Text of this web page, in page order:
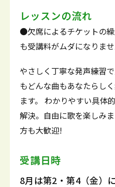
レッスンの流れ
●欠席によるチケットの
も受講料がムダになりませ
やさしく丁寧な発声練習
もどんな曲もあなたらし
ます。 わかりやすい具体
解決。自由に歌を楽しみ
方も大歓迎!
受講日時
8月は第2・第4（金）